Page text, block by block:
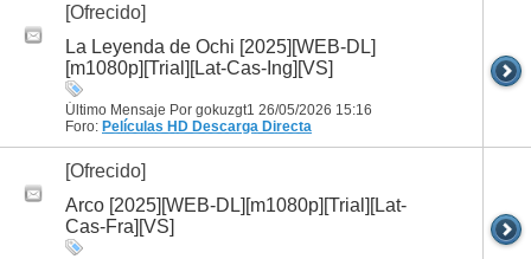
[Ofrecido]
La Leyenda de Ochi [2025][WEB-DL]
[m1080p][Trial][Lat-Cas-Ing][VS]
Último Mensaje Por gokuzgt1 26/05/2026 15:16
Foro: Películas HD Descarga Directa
[Ofrecido]
Arco [2025][WEB-DL][m1080p][Trial][Lat-
Cas-Fra][VS]